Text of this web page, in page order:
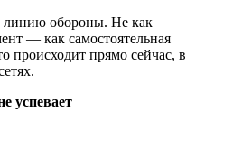
линию обороны. Не как
— как самостоятельная
происходит прямо сейчас, в
успевает